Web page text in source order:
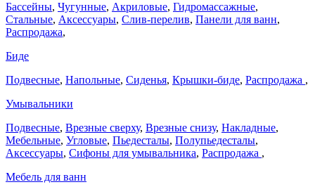
Бассейны, Чугунные, Акриловые, Гидромассажные,
Стальные, Аксессуары, Слив-перелив, Панели для ванн,
Распродажа,
Биде
Подвесные, Напольные, Сиденья, Крышки-биде, Распродажа ,
Умывальники
Подвесные, Врезные сверху, Врезные снизу, Накладные,
Мебельные, Угловые, Пьедесталы, Полупьедесталы,
Аксессуары, Сифоны для умывальника, Распродажа ,
Мебель для ванн